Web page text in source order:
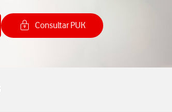
Consultar PUK
Cómo consultar el PUK